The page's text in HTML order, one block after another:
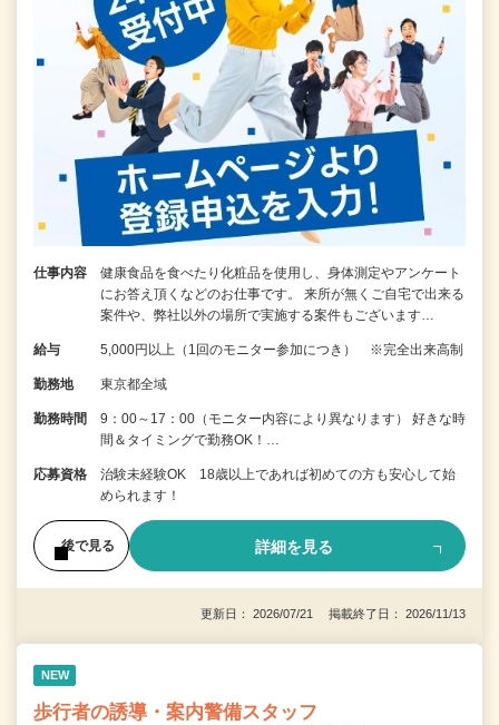
仕事内容
健康食品を食べたり化粧品を使用し、身体測定やアンケート
にお答え頂くなどのお仕事です。 来所が無くご自宅で出来る
案件や、弊社以外の場所で実施する案件もございます…
給与 5,000円以上（1回のモニター参加につき） ※完全出来高制
勤務地 東京都全域
勤務時間
9：00～17：00（モニター内容により異なります） 好きな時
間＆タイミングで勤務OK！…
応募資格
治験未経験OK 18歳以上であれば初めての方も安心して始
められます！
後で見る 詳細を見る
更新日： 2026/07/21 掲載終了日： 2026/11/13
NEW
歩行者の誘導・案内警備スタッフ